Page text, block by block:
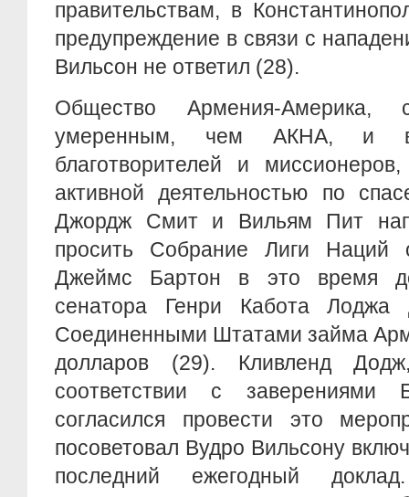
правительствам, в
предупреждение в связи с
Вильсон не ответил (28).
Общество Армения-Америка,
умеренным, чем АКНА, и
благотворителей и
активной деятельностью по
Джордж Смит и Вильям Пит
просить Собрание Лиги Наций
Джеймс Бартон в это время
сенатора Генри Кабота Лоджа
Соединенными Штатами займа
долларов (29). Кливленд
соответствии с
согласился провести это
посоветовал Вудро Вильсону
последний ежегодный